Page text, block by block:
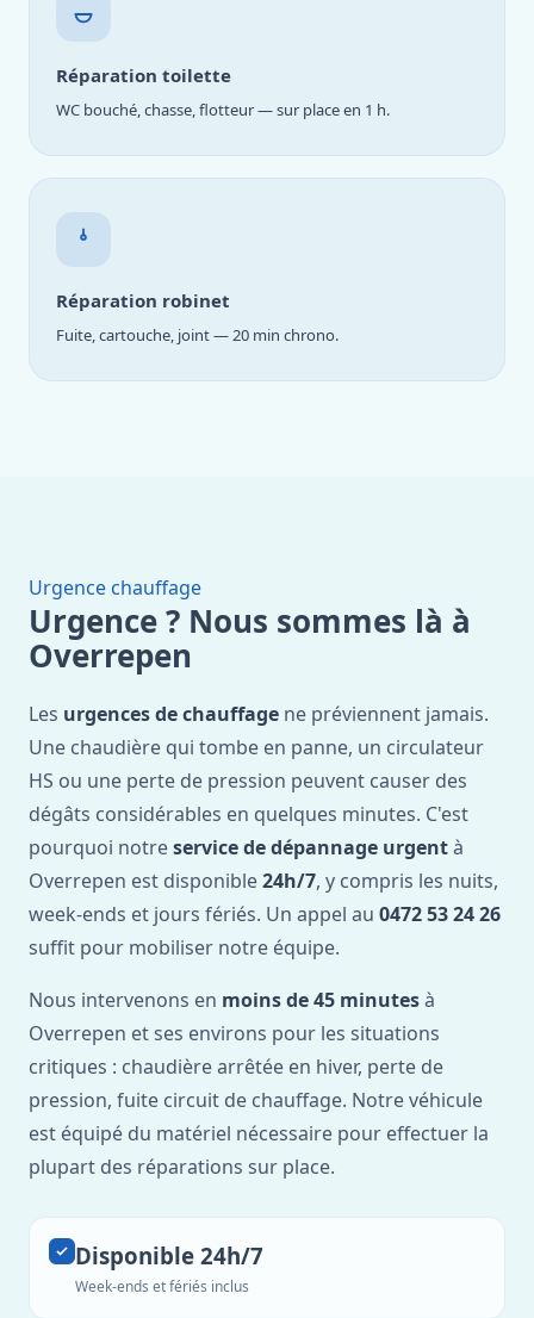
Réparation toilette
WC bouché, chasse, flotteur — sur place en 1 h.
Réparation robinet
Fuite, cartouche, joint — 20 min chrono.
Urgence chauffage
Urgence ? Nous sommes là à
Overrepen
Les urgences de chauffage ne préviennent jamais.
Une chaudière qui tombe en panne, un circulateur
HS ou une perte de pression peuvent causer des
dégâts considérables en quelques minutes. C'est
pourquoi notreservice de dépannage urgentà
Overrepen est disponible24h/7, y compris les nuits,
week-ends et jours fériés. Un appel au 0472 53 24 26
suffit pour mobiliser notre équipe.
Nous intervenons en moins de 45 minutesà
Overrepen et ses environs pour les situations
critiques : chaudière arrêtée en hiver, perte de
pression, fuite circuit de chauffage. Notre véhicule
est équipé du matériel nécessaire pour effectuer la
plupart des réparations sur place.
Disponible 24h/7
Week-ends et fériés inclus